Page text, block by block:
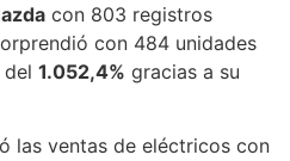
con 803 registros
con 484 unidades
1.052,4% gracias a su
las ventas de eléctricos con